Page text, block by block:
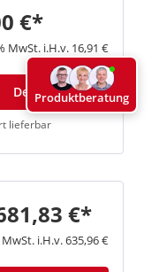
€*
MwSt. i.H.v. 16,91 €
Details
lieferbar
€*
i.H.v. 635,96 €
Produktberatung